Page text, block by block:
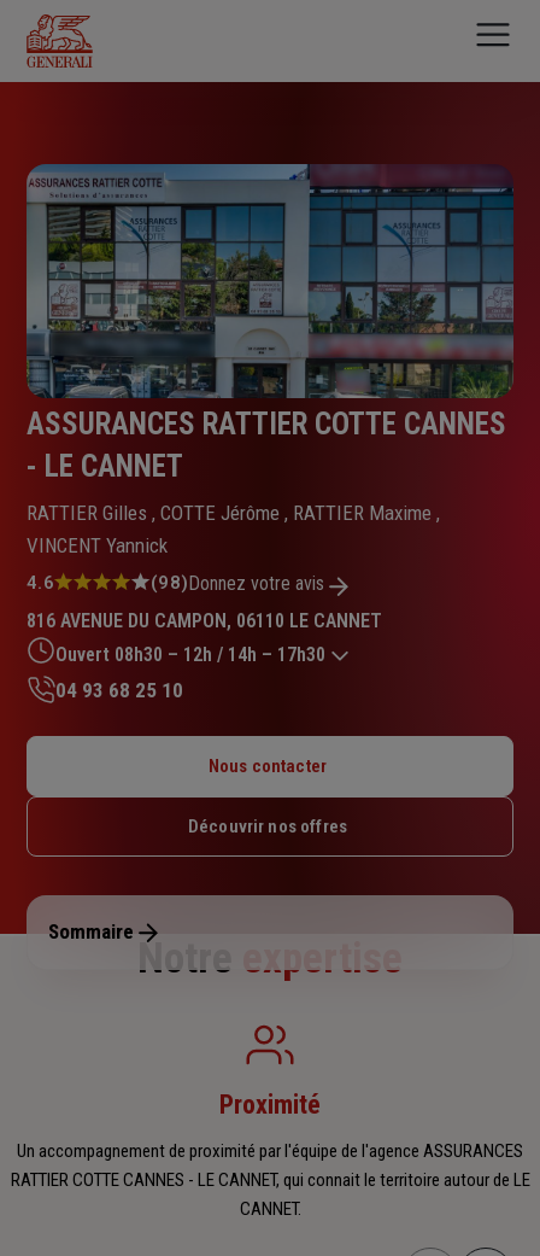
contenu
principal
ASSURANCES RATTIER COTTE CANNES
- LE CANNET
RATTIER Gilles , COTTE Jérôme , RATTIER Maxime ,
VINCENT Yannick
Note
4.6
sur
5
étoiles
4.6 (98)Donnez votre avis
816 AVENUE DU CAMPON, 06110 LE CANNET
Ouvert 08h30 – 12h / 14h – 17h30
Mardi : 08h30 – 12h / 14h – 17h30
Jeudi : 08h30 – 12h / 14h – 17h30
Dimanche : Fermé
04 93 68 25 10
Nous contacter
Découvrir nos offres
Sommaire
Notre expertise
Proximité
Un accompagnement de proximité par l'équipe de l'agence ASSURANCES
RATTIER COTTE CANNES - LE CANNET, qui connait le territoire autour de LE
CANNET.